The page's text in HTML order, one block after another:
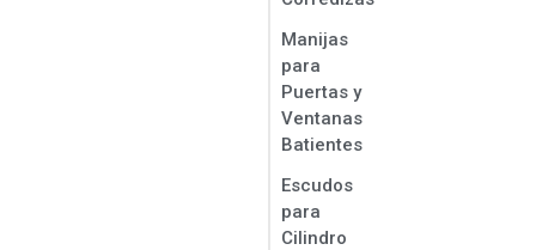
Manijas
para
Puertas y
Ventanas
Batientes
Escudos
para
Cilindro